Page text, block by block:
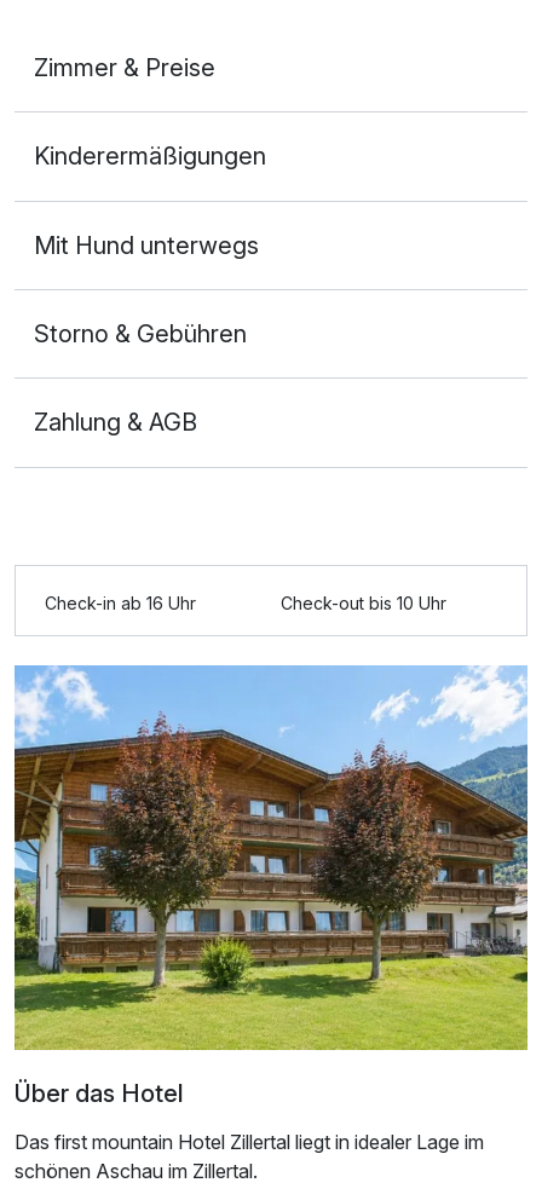
Zimmer & Preise
2 Erwachsene und 2 Kinder
p.P. ab665,00 €
Doppelzimmer Komfort Balkon B
2 Erwachsene und 2 Kinder
Kinderermäßigungen
Mit Hund unterwegs
Storno & Gebühren
Zahlung & AGB
Check-in ab 16 Uhr Check-out bis 10 Uhr
Über das Hotel
Das first mountain Hotel Zillertal liegt in idealer Lage im
schönen Aschau im Zillertal.